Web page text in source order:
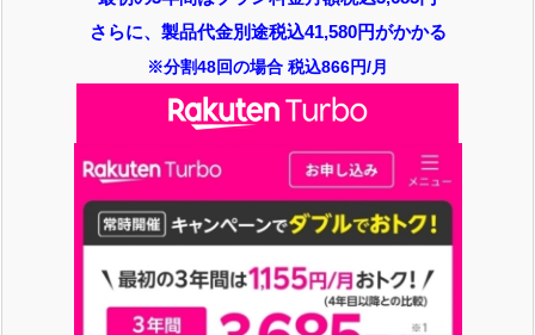
さらに、製品代金別途税込41,580円がかかる
※分割48回の場合 税込866円/月